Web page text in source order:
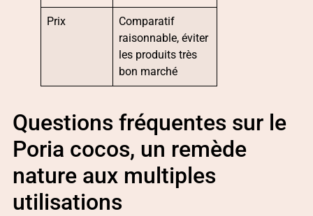
Prix
Comparatif
raisonnable, éviter
les produits très
bon marché
Questions fréquentes sur le
Poria cocos, un remède
nature aux multiples
utilisations